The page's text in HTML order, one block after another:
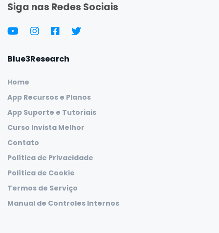
Siga nas Redes Sociais
Blue3Research
Home
App Recursos e Planos
App Suporte e Tutoriais
Curso Invista Melhor
Contato
Política de Privacidade
Política de Cookie
Termos de Serviço
Manual de Controles Internos